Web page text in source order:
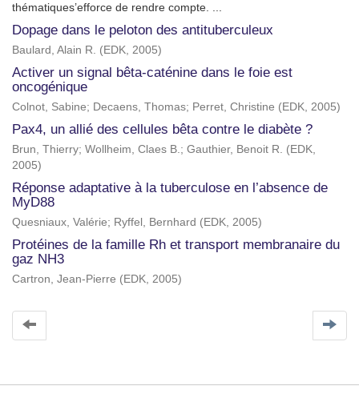
thématiques’efforce de rendre compte. ...
Dopage dans le peloton des antituberculeux
Baulard, Alain R. (EDK, 2005)
Activer un signal bêta-caténine dans le foie est
oncogénique
Colnot, Sabine; Decaens, Thomas; Perret, Christine (EDK, 2005)
Pax4, un allié des cellules bêta contre le diabète ?
Brun, Thierry; Wollheim, Claes B.; Gauthier, Benoit R. (EDK,
2005)
Réponse adaptative à la tuberculose en l’absence de
MyD88
Quesniaux, Valérie; Ryffel, Bernhard (EDK, 2005)
Protéines de la famille Rh et transport membranaire du
gaz NH3
Cartron, Jean-Pierre (EDK, 2005)